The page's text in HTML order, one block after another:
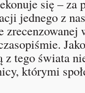
się –
jednego z
tego świata
którymi